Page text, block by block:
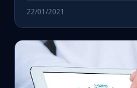
22/01/2021